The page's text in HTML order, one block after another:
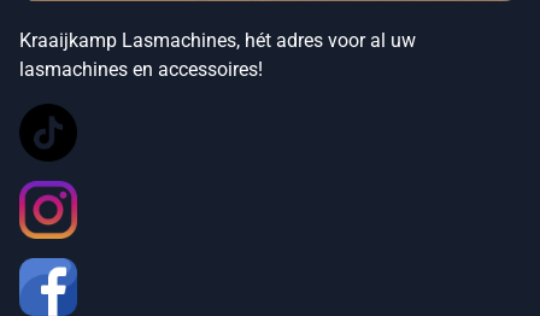
Kraaijkamp Lasmachines, hét adres voor al uw
lasmachines en accessoires!